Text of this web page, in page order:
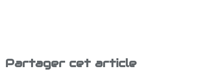
Partager cet article